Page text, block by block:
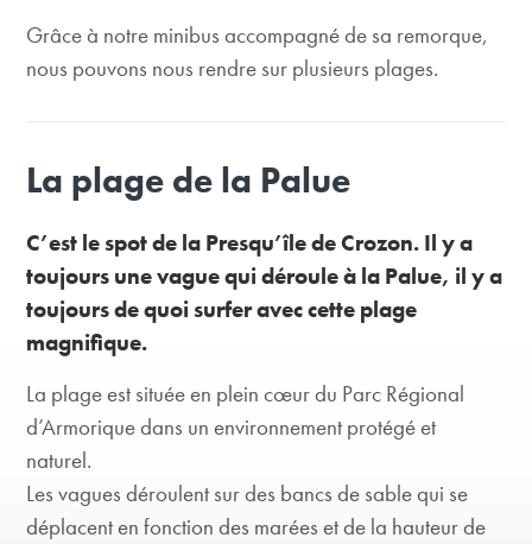
Grâce à notre minibus accompagné de sa remorque,
nous pouvons nous rendre sur plusieurs plages.
La plage de la Palue
C’est le spot de la Presqu’île de Crozon. Il y a
toujours une vague qui déroule à la Palue, il y a
toujours de quoi surfer avec cette plage
magnifique.
La plage est située en plein cœur du Parc Régional
d’Armorique dans un environnement protégé et
naturel.
Les vagues déroulent sur des bancs de sable qui se
déplacent en fonction des marées et de la hauteur de